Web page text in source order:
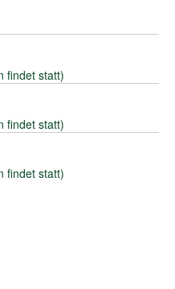
findet statt)
findet statt)
findet statt)